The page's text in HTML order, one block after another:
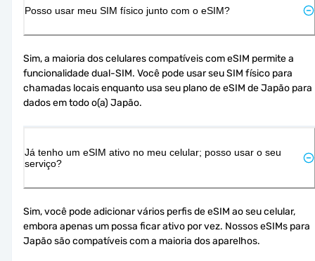
Posso usar meu SIM físico junto com o eSIM?
Sim, a maioria dos celulares compatíveis com eSIM permite a
funcionalidade dual-SIM. Você pode usar seu SIM físico para
chamadas locais enquanto usa seu plano de eSIM de Japão para
dados em todo o(a) Japão.
Já tenho um eSIM ativo no meu celular; posso usar o seu
serviço?
Sim, você pode adicionar vários perfis de eSIM ao seu celular,
embora apenas um possa ficar ativo por vez. Nossos eSIMs para
Japão são compatíveis com a maioria dos aparelhos.